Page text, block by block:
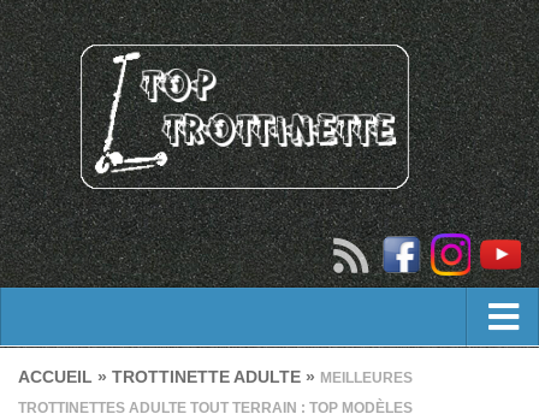
Trottinette adulte
trottinette tout terrain adulte
ACCUEIL » TROTTINETTE ADULTE » MEILLEURES
TROTTINETTES ADULTE TOUT TERRAIN : TOP MODÈLES